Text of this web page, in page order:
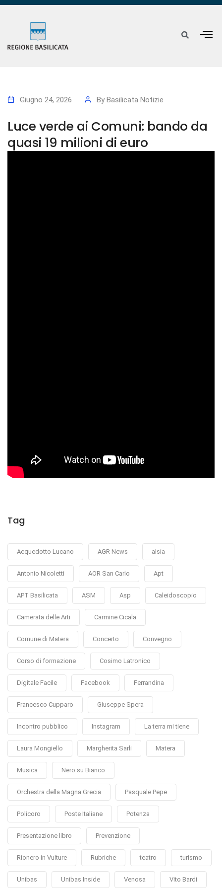
Giugno 24, 2026 By Basilicata Notizie
Luce verde ai Comuni: bando da
quasi 19 milioni di euro
Tag
Acquedotto Lucano AGR News alsia
Antonio Nicoletti AOR San Carlo Apt
APT Basilicata ASM Asp Caleidoscopio
Camerata delle Arti Carmine Cicala
Comune di Matera Concerto Convegno
Corso di formazione Cosimo Latronico
Digitale Facile Facebook Ferrandina
Francesco Cupparo Giuseppe Spera
Incontro pubblico Instagram La terra mi tiene
Laura Mongiello Margherita Sarli Matera
Musica Nero su Bianco
Orchestra della Magna Grecia Pasquale Pepe
Policoro Poste Italiane Potenza
Presentazione libro Prevenzione
Rionero in Vulture Rubriche teatro turismo
Unibas Unibas Inside Venosa Vito Bardi